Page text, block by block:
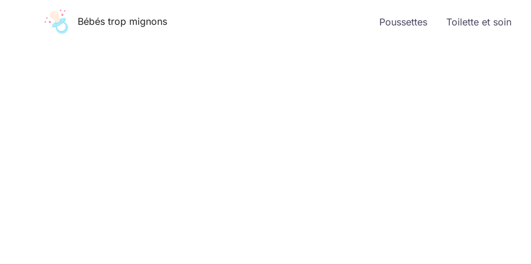
Bébés trop mignons Poussettes Toilette et soin